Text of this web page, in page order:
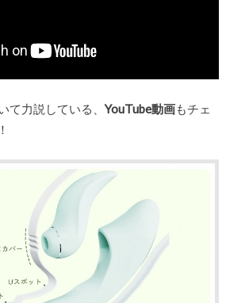
て力説している、YouTube動画もチェ